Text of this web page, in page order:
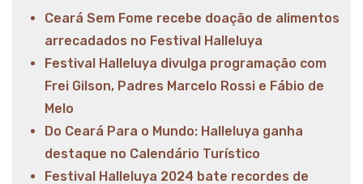
Ceará Sem Fome recebe doação de alimentos
arrecadados no Festival Halleluya
Festival Halleluya divulga programação com
Frei Gilson, Padres Marcelo Rossi e Fábio de
Melo
Do Ceará Para o Mundo: Halleluya ganha
destaque no Calendário Turístico
Festival Halleluya 2024 bate recordes de